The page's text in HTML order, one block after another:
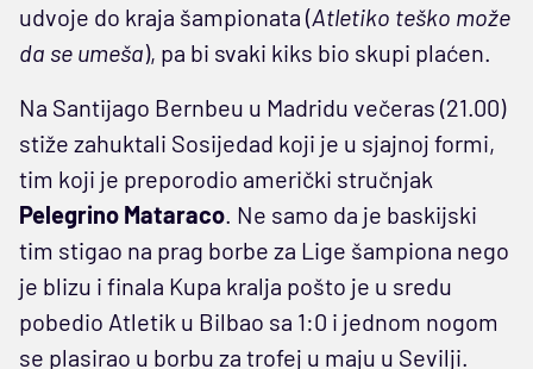
udvoje do kraja šampionata (Atletiko teško može
da se umeša), pa bi svaki kiks bio skupi plaćen.
Na Santijago Bernbeu u Madridu večeras (21.00)
stiže zahuktali Sosijedad koji je u sjajnoj formi,
tim koji je preporodio američki stručnjak
Pelegrino Mataraco. Ne samo da je baskijski
tim stigao na prag borbe za Lige šampiona nego
je blizu i finala Kupa kralja pošto je u sredu
pobedio Atletik u Bilbao sa 1:0 i jednom nogom
se plasirao u borbu za trofej u maju u Sevilji.